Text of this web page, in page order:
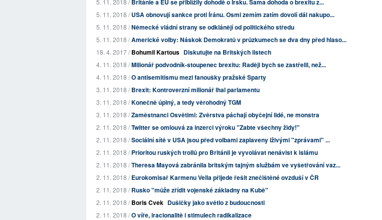
5. 11. 2018 /Británie a EU se přiblížily dohodě o Irsku. Sama dohoda o brexitu z...
5. 11. 2018 /USA obnovují sankce proti Íránu. Osmi zemím zatím dovolí dál nakupo...
5. 11. 2018 /Německé vládní strany se odklánějí od politického středu
5. 11. 2018 /Americké volby: Náskok Demokratů v průzkumech se dva dny před hlaso...
18. 4. 2017 /Bohumil Kartous Diskutujte na Britských listech
4. 11. 2018 /Milionář podvodník-stoupenec brexitu: Raději bych se zastřelil, než...
4. 11. 2018 /O antisemitismu mezi fanoušky pražské Sparty
3. 11. 2018 /Brexit: Kontroverzní milionář lhal parlamentu
3. 11. 2018 /Konečně úplný, a tedy věrohodný TGM
3. 11. 2018 /Zaměstnanci Osvětimi: Zvěrstva páchají obyčejní lidé, ne monstra
2. 11. 2018 /Twitter se omlouvá za inzerci výroku "Zabte všechny židy!"
2. 11. 2018 /Sociální sítě v USA jsou před volbami zaplaveny lživými "zprávami" ...
2. 11. 2018 /Prioritou ruských trollů pro Británii je vyvolávat nenávist k islámu
2. 11. 2018 /Theresa Mayová zabránila britským tajným službám ve vyšetřování vaz...
2. 11. 2018 /Eurokomisař Karmenu Vella přijede řešit znečištěné ovzduší v ČR
2. 11. 2018 /Rusko "může zřídit vojenské základny na Kubě"
2. 11. 2018 /Boris Cvek Dušičky jako světlo z budoucnosti
2. 11. 2018 /O víře, iracionalitě i stimulech radikalizace